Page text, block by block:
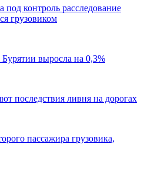
под контроль расследование
грузовиком
выросла на 0,3%
последствия ливня на дорогах
пассажира грузовика,